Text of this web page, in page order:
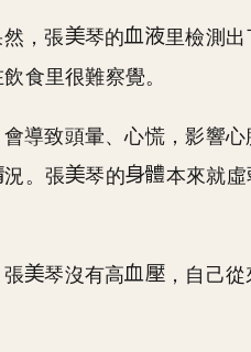
，張 琴的 里檢測
食里很難察覺。
導致頭暈、心慌，影響心
況。張 琴的
本來就
琴沒有高 ，自己